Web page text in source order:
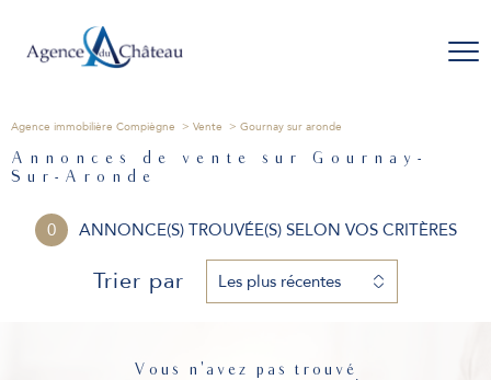
Agence immobilière Compiègne Vente Gournay sur aronde
Annonces de vente sur Gournay-
Sur-Aronde
0 ANNONCE(S) TROUVÉE(S) SELON VOS CRITÈRES
Trier par Les plus récentes
Vous n'avez pas trouvé